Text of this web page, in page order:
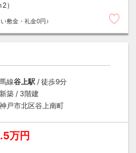
2）
敷金・礼金0円♪
線谷上駅/ 徒歩9分
築 / 3階建
戸市北区谷上南町
万円